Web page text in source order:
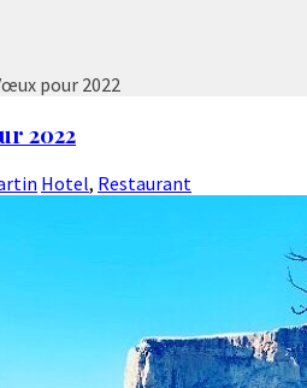
pour 2022
2022
Hotel, Restaurant